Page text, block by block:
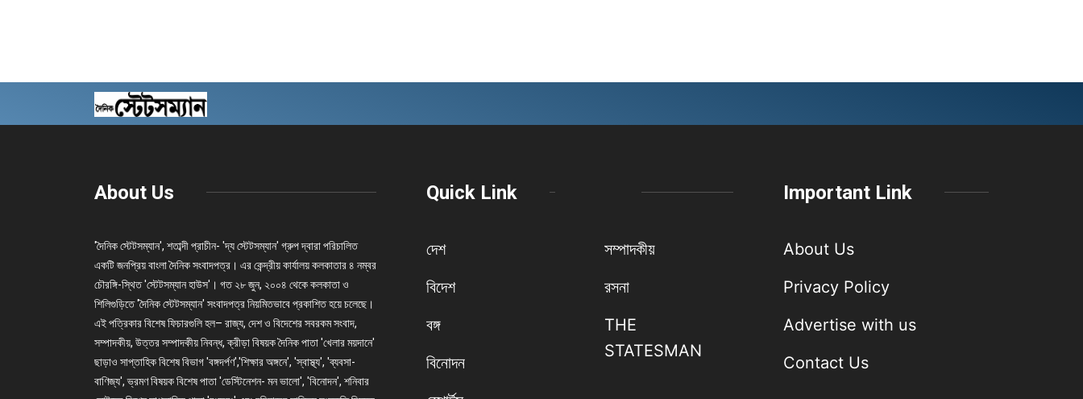
About Us
'দৈনিক স্টেটসম্যান', শতাব্দী প্রাচীন- 'দ্য স্টেটসম্যান' গ্রুপ দ্বারা পরিচালিত
একটি জনপ্রিয় বাংলা দৈনিক সংবাদপত্র। এর কেন্দ্রীয় কার্যালয় কলকাতার ৪ নম্বর
চৌরঙ্গি-স্থিত 'স্টেটসম্যান হাউস'। গত ২৮ জুন, ২০০৪ থেকে কলকাতা ও
শিলিগুড়িতে 'দৈনিক স্টেটসম্যান' সংবাদপত্র নিয়মিতভাবে প্রকাশিত হয়ে চলেছে।
এই পত্রিকার বিশেষ ফিচারগুলি হল– রাজ্য, দেশ ও বিদেশের সবরকম সংবাদ,
সম্পাদকীয়, উত্তর সম্পাদকীয় নিবন্ধ, ক্রীড়া বিষয়ক দৈনিক পাতা 'খেলার ময়দানে'
ছাড়াও সাপ্তাহিক বিশেষ বিভাগ 'বঙ্গদর্পণ','শিক্ষার অঙ্গনে', 'স্বাস্থ্য', 'ব্যবসা-
বাণিজ্য', ভ্রমণ বিষয়ক বিশেষ পাতা 'ডেস্টিনেশন- মন ভালো', 'বিনোদন', শনিবার
Quick Link
দেশ
বিদেশ
বঙ্গ
বিনোদন
সম্পাদকীয়
রসনা
THE
STATESMAN
Important Link
About Us
Privacy Policy
Advertise with us
Contact Us